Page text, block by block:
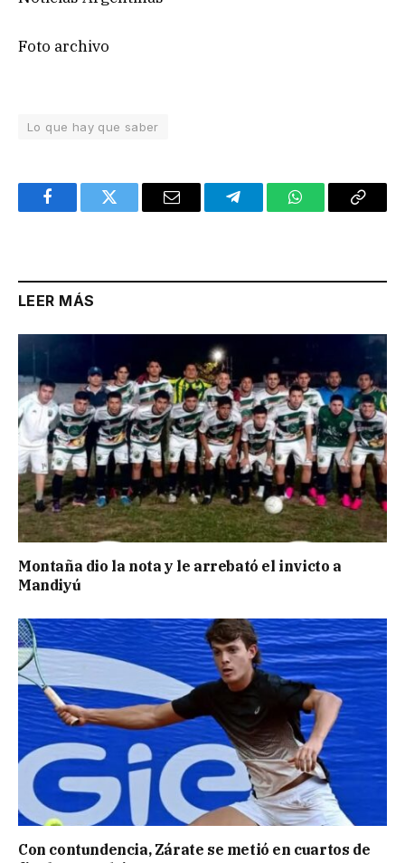
Foto archivo
Lo que hay que saber
FacebookTwitter Email TelegramWhatsAppCopy
LEER MÁS
Montaña dio la nota y le arrebató el invicto a
Mandiyú
Con contundencia, Zárate se metió en cuartos de